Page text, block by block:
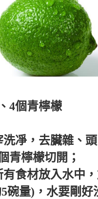
4個青檸檬
洗凈，去臟雜、
青檸檬切開；
有食材放入水中
碗量)，水要剛好